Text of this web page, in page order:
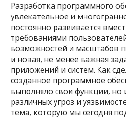
Разработка программного
увлекательное и
постоянно развивается
требованиями
возможностей и масштабов
и новая, не менее важная
приложений и систем. Как
созданное программное
выполняло свои функции,
различных угроз и
тема, которую мы сегодня